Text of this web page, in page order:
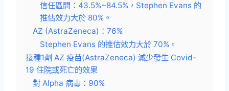
信任區間：43.5%~84.5%，Stephen Evans 的
推估效力大於 80%。
AZ (AstraZeneca)：76%
Stephen Evans 的推估效力大於 70%。
接種1劑 AZ 疫苗(AstraZeneca) 減少發生 Covid-
19 住院或死亡的效果
對 Alpha 病毒：90%